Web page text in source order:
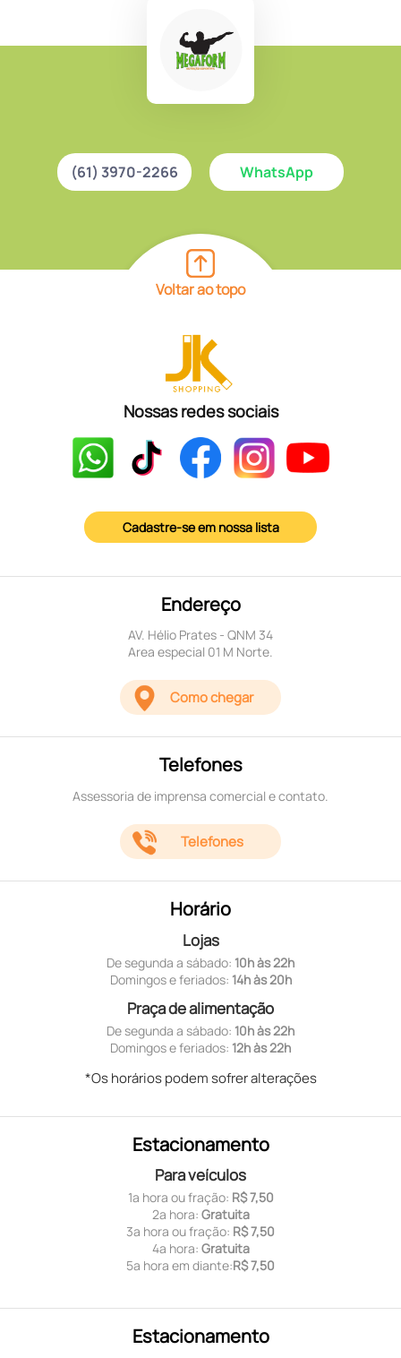
(61) 3970-2266 WhatsApp
Voltar ao topo
Nossas redes sociais
Cadastre-se em nossa lista
Endereço
AV. Hélio Prates - QNM 34
Area especial 01 M Norte.
Como chegar
Telefones
Assessoria de imprensa comercial e contato.
Telefones
Horário
Lojas
De segunda a sábado: 10h às 22h
Domingos e feriados: 14h às 20h
Praça de alimentação
De segunda a sábado: 10h às 22h
Domingos e feriados: 12h às 22h
*Os horários podem sofrer alterações
Estacionamento
Para veículos
1ª hora ou fração: R$ 7,50
2ª hora: Gratuita
3ª hora ou fração: R$ 7,50
4ª hora: Gratuita
5ª hora em diante:R$ 7,50
Estacionamento